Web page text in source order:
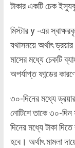
টাকার একটি চেক
মিস্টার y -এর
যথাসময়ে অর্থাৎ
মাসের মধ্যে চেকটি
অপর্যাপ্ত ফান্ডের
৩০-দিনের মধ্যে
নোটিশে তাকে ৩০-
দিনের মধ্যে টাকা
হবে। অর্থাৎ মামলা